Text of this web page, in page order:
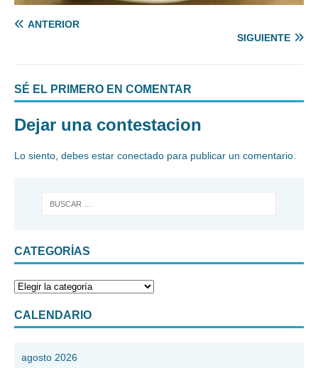
ANTERIOR
SIGUIENTE
SÉ EL PRIMERO EN COMENTAR
Dejar una contestacion
Lo siento, debes estar conectado para publicar un comentario.
CATEGORÍAS
CALENDARIO
agosto 2026